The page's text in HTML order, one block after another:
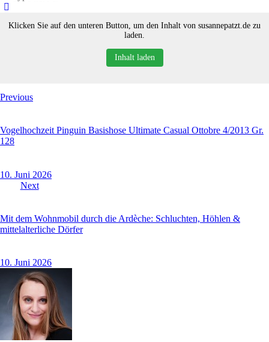
Klicken Sie auf den unteren Button, um den Inhalt von susannepatzt.de zu
laden.
Inhalt laden
Previous
Vogelhochzeit Pinguin Basishose Ultimate Casual Ottobre 4/2013 Gr.
128
10. Juni 2026
Next
Mit dem Wohnmobil durch die Ardèche: Schluchten, Höhlen &
mittelalterliche Dörfer
10. Juni 2026